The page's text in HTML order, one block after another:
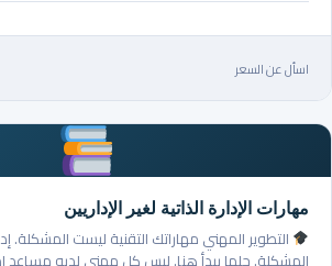
اسأل عن السعر
مهارات الإدارة الذاتية لغير الإداريين
التطوير المهني مهاراتك التقنية ليست المشكلة.
المشكلة. حلها يبدأ هنا. ليس كل مهني لديه مساعد